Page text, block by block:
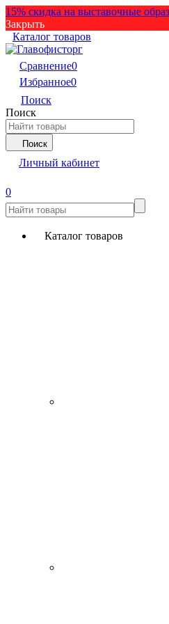
15% скидка на выставочные
Закрыть
Каталог товаров
Сравнение0
Избранное0
Поиск
Поиск
Поиск
Личный кабинет
0
Каталог товаров